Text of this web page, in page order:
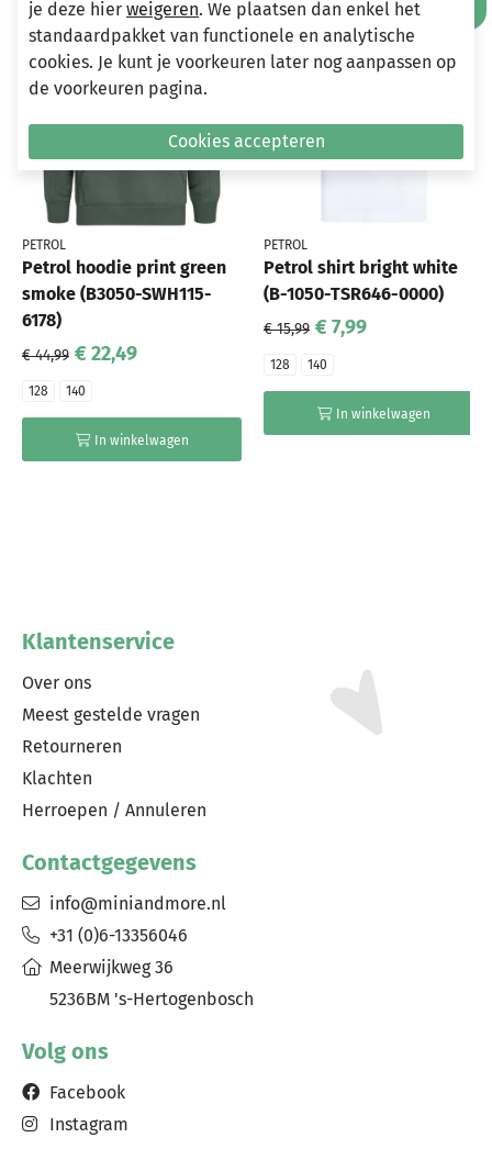
-50%
PETROL
Petrol hoodie print green
smoke (B3050-SWH115-
6178)
€ 44,99 € 22,49
128 140
In winkelwagen
-50%
PETROL
Petrol shirt bright white
(B-1050-TSR646-0000)
€ 15,99 € 7,99
128 140
In winkelwagen
Klantenservice
Over ons
Meest gestelde vragen
Retourneren
Klachten
Herroepen / Annuleren
Contactgegevens
info@miniandmore.nl
+31 (0)6-13356046
Meerwijkweg 36
5236BM 's-Hertogenbosch
Volg ons
Facebook
Instagram
je deze hier weigeren. We plaatsen dan enkel het
standaardpakket van functionele en analytische
cookies. Je kunt je voorkeuren later nog aanpassen op
de voorkeuren pagina.
Cookies accepteren